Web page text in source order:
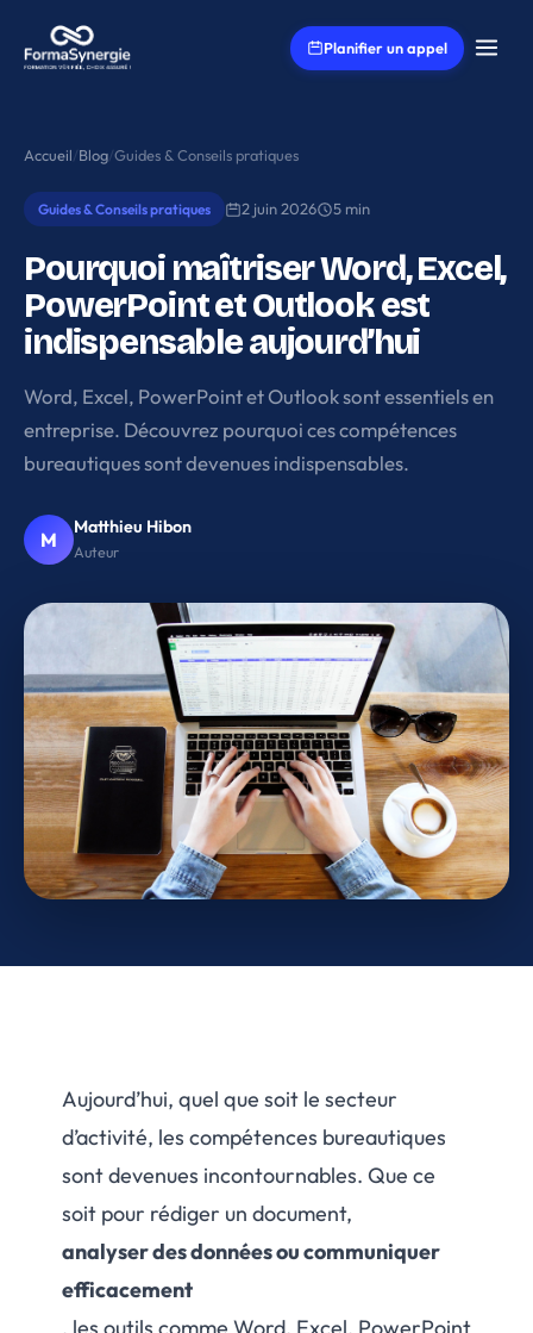
Planifier un appel
Accueil/Blog/Guides & Conseils pratiques
Guides & Conseils pratiques 2 juin 2026 5 min
Pourquoi maîtriser Word, Excel,
PowerPoint et Outlook est
indispensable aujourd’hui
Word, Excel, PowerPoint et Outlook sont essentiels en
entreprise. Découvrez pourquoi ces compétences
bureautiques sont devenues indispensables.
M
Matthieu Hibon
Auteur
Aujourd’hui, quel que soit le secteur
d’activité, les compétences bureautiques
sont devenues incontournables. Que ce
soit pour rédiger un document,
analyser des données ou communiquer
efficacement